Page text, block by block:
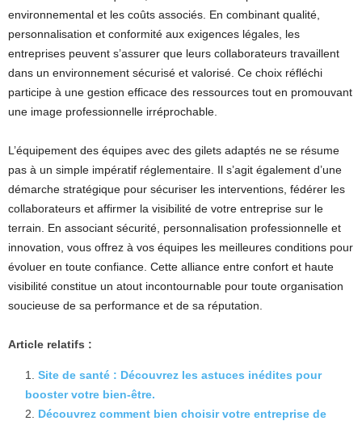
environnemental et les coûts associés. En combinant qualité,
personnalisation et conformité aux exigences légales, les
entreprises peuvent s’assurer que leurs collaborateurs travaillent
dans un environnement sécurisé et valorisé. Ce choix réfléchi
participe à une gestion efficace des ressources tout en promouvant
une image professionnelle irréprochable.
L’équipement des équipes avec des gilets adaptés ne se résume
pas à un simple impératif réglementaire. Il s’agit également d’une
démarche stratégique pour sécuriser les interventions, fédérer les
collaborateurs et affirmer la visibilité de votre entreprise sur le
terrain. En associant sécurité, personnalisation professionnelle et
innovation, vous offrez à vos équipes les meilleures conditions pour
évoluer en toute confiance. Cette alliance entre confort et haute
visibilité constitue un atout incontournable pour toute organisation
soucieuse de sa performance et de sa réputation.
Article relatifs :
Site de santé : Découvrez les astuces inédites pour
booster votre bien-être.
Découvrez comment bien choisir votre entreprise de